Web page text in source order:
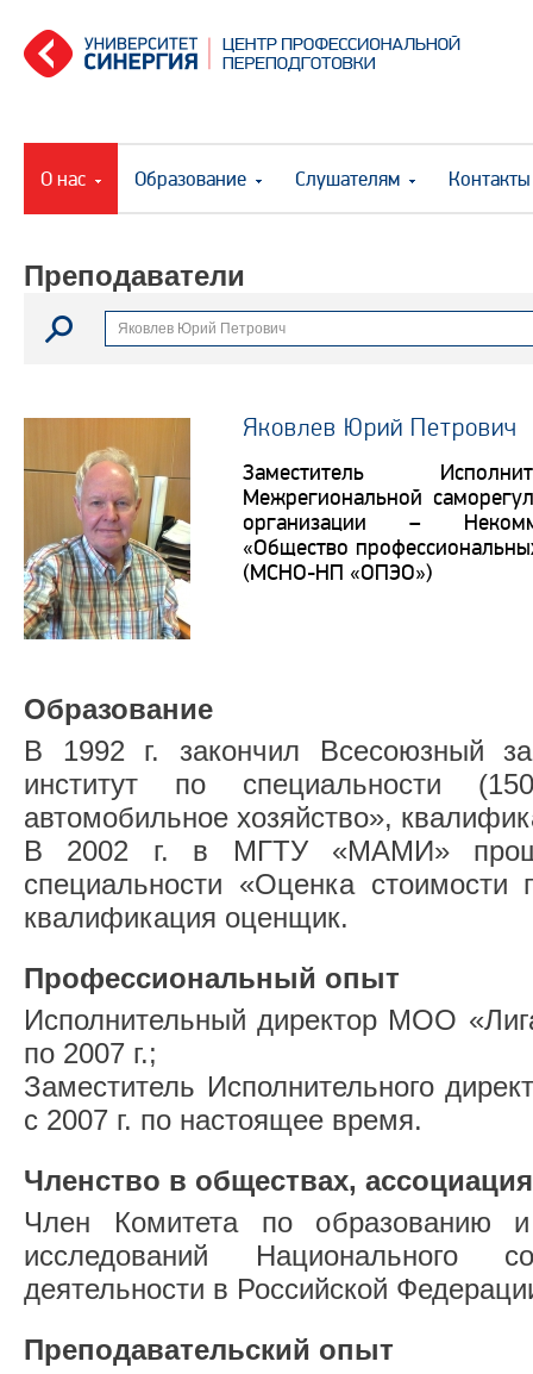
О нас Образование Слушателям Контакты
Преподаватели
Яковлев Юрий Петрович
Яковлев Юрий Петрович
Заместитель
Межрегиональной
организации –
«Общество
(МСНО-НП «ОПЭО»)
Образование
В 1992 г. закончил Всесоюзный
институт по специальности
автомобильное хозяйство»,
В 2002 г. в МГТУ «МАМИ»
специальности «Оценка стоимости
квалификация оценщик.
Профессиональный опыт
Исполнительный директор МОО
по 2007 г.;
Заместитель Исполнительного
с 2007 г. по настоящее время.
Членство в обществах,
Член Комитета по образованию
исследований Национального
деятельности в Российской
Преподавательский опыт